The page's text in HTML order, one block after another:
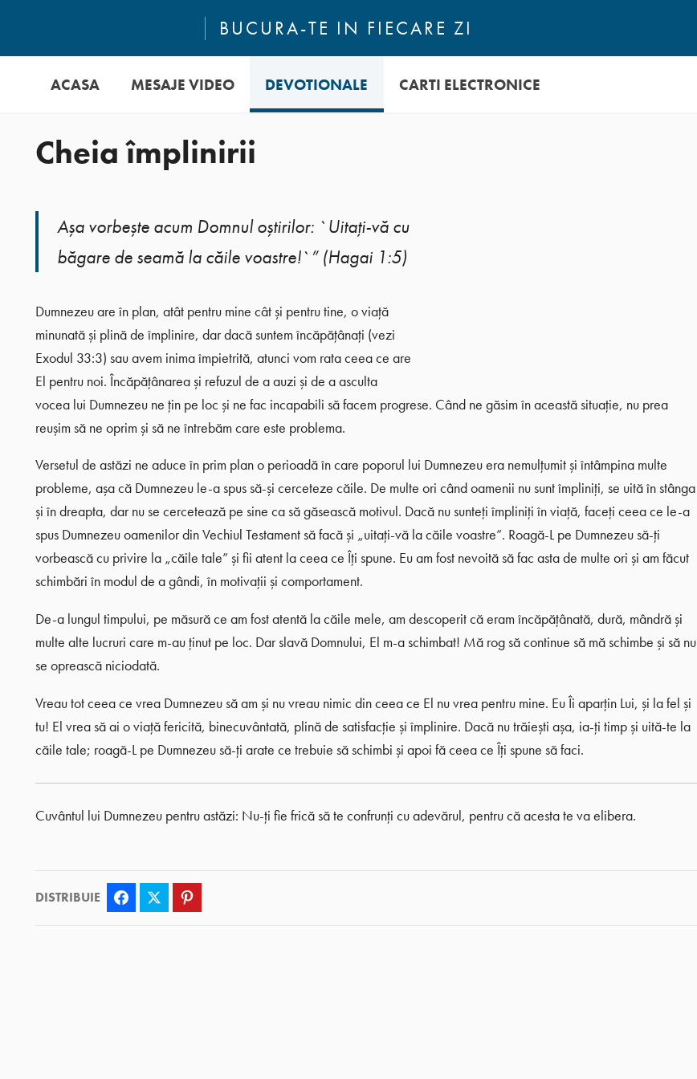
BUCURA-TE IN FIECARE ZI
ACASA MESAJE VIDEO DEVOTIONALE CARTI ELECTRONICE
Cheia împlinirii
Aşa vorbeşte acum Domnul oştirilor: `Uitaţi-vă cu
băgare de seamă la căile voastre!`” (Hagai 1:5)
Dumnezeu are în plan, atât pentru mine cât și pentru tine, o viață
minunată și plină de împlinire, dar dacă suntem încăpățânați (vezi
Exodul 33:3) sau avem inima împietrită, atunci vom rata ceea ce are
El pentru noi. Încăpățânarea și refuzul de a auzi și de a asculta
vocea lui Dumnezeu ne țin pe loc și ne fac incapabili să facem progrese. Când ne găsim în această situație, nu prea
reușim să ne oprim și să ne întrebăm care este problema.
Versetul de astăzi ne aduce în prim plan o perioadă în care poporul lui Dumnezeu era nemulțumit și întâmpina multe
probleme, așa că Dumnezeu le-a spus să-și cerceteze căile. De multe ori când oamenii nu sunt împliniți, se uită în stânga
și în dreapta, dar nu se cercetează pe sine ca să găsească motivul. Dacă nu sunteți împliniți în viață, faceți ceea ce le-a
spus Dumnezeu oamenilor din Vechiul Testament să facă și „uitați-vă la căile voastre”. Roagă-L pe Dumnezeu să-ți
vorbească cu privire la „căile tale” și fii atent la ceea ce Îți spune. Eu am fost nevoită să fac asta de multe ori și am făcut
schimbări în modul de a gândi, în motivații și comportament.
De-a lungul timpului, pe măsură ce am fost atentă la căile mele, am descoperit că eram încăpățânată, dură, mândră și
multe alte lucruri care m-au ținut pe loc. Dar slavă Domnului, El m-a schimbat! Mă rog să continue să mă schimbe și să nu
se oprească niciodată.
Vreau tot ceea ce vrea Dumnezeu să am și nu vreau nimic din ceea ce El nu vrea pentru mine. Eu Îi aparțin Lui, și la fel și
tu! El vrea să ai o viață fericită, binecuvântată, plină de satisfacție și împlinire. Dacă nu trăiești așa, ia-ți timp și uită-te la
căile tale; roagă-L pe Dumnezeu să-ți arate ce trebuie să schimbi și apoi fă ceea ce Îți spune să faci.
Cuvântul lui Dumnezeu pentru astăzi: Nu-ți fie frică să te confrunți cu adevărul, pentru că acesta te va elibera.
DISTRIBUIE Facebook Twitter